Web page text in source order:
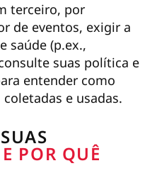
terceiro, por
de eventos, exigir a
saúde (p.ex.,
suas política e
entender como
e usadas.
POR QUÊ